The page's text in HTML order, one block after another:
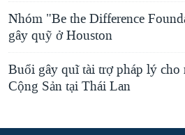
Nhóm "Be the Difference
gây quỹ ở Houston
Buổi gây quĩ tài trợ pháp lý
Cộng Sản tại Thái Lan